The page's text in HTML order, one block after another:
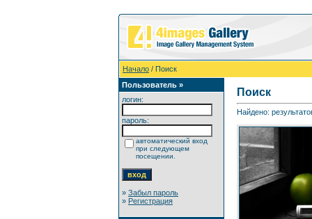
Начало / Поиск
Пользователь »
логин:
пароль:
автоматический вход
при следующем
посещении.
» Забыл пароль
» Регистрация
Поиск
Найдено: